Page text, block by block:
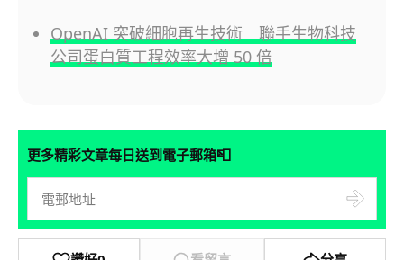
OpenAI 突破細胞再生技術 聯手生物科技
公司蛋白質工程效率大增 50 倍
更多精彩文章每日送到電子郵箱📮